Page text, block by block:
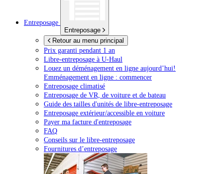
Entreposage
Entreposage
Retour au menu principal
Prix garanti pendant 1 an
Libre-entreposage à U-Haul
Louez un déménagement en ligne aujourd’hui!
Emménagement en ligne : commencer
Entreposage climatisé
Entreposage de VR, de voiture et de bateau
Guide des tailles d'unités de libre-entreposage
Entreposage extérieur/accessible en voiture
Payer ma facture d'entreposage
FAQ
Conseils sur le libre-entreposage
Fournitures d’entreposage